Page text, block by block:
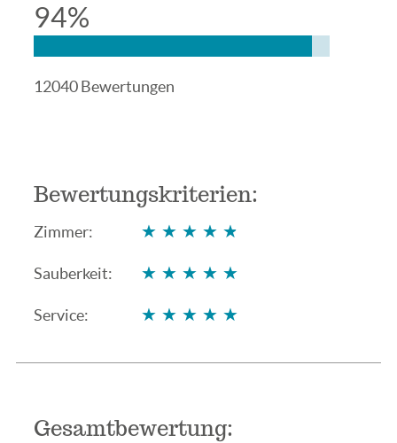
94%
12040 Bewertungen
Bewertungskriterien:
Zimmer: ★★★★★
★★★★★
Sauberkeit: ★★★★★
★★★★★
Service: ★★★★★
★★★★★
Gesamtbewertung: